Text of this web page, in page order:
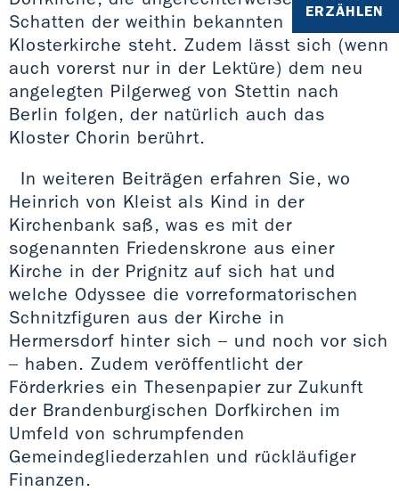
ERZÄHLEN
Schatten der weithin bekannten
Klosterkirche steht. Zudem lässt sich (wenn
auch vorerst nur in der Lektüre) dem neu
angelegten Pilgerweg von Stettin nach
Berlin folgen, der natürlich auch das
Kloster Chorin berührt.
In weiteren Beiträgen erfahren Sie, wo
Heinrich von Kleist als Kind in der
Kirchenbank saß, was es mit der
sogenannten Friedenskrone aus einer
Kirche in der Prignitz auf sich hat und
welche Odyssee die vorreformatorischen
Schnitzfiguren aus der Kirche in
Hermersdorf hinter sich – und noch vor sich
– haben. Zudem veröffentlicht der
Förderkries ein Thesenpapier zur Zukunft
der Brandenburgischen Dorfkirchen im
Umfeld von schrumpfenden
Gemeindegliederzahlen und rückläufiger
Finanzen.